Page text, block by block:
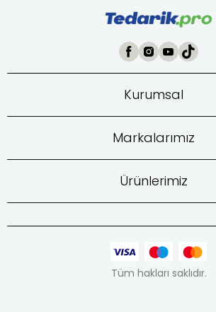
Kurumsal
Markalarımız
Ürünlerimiz
Tüm hakları saklıdır.